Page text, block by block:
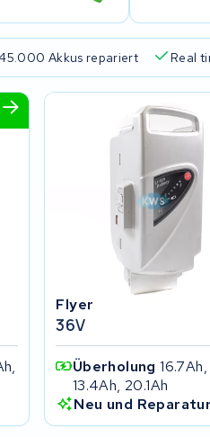
Akkus repariert Real
Flyer
36V
Überholung
13.4Ah, 20.1Ah
Neu und Reparatur